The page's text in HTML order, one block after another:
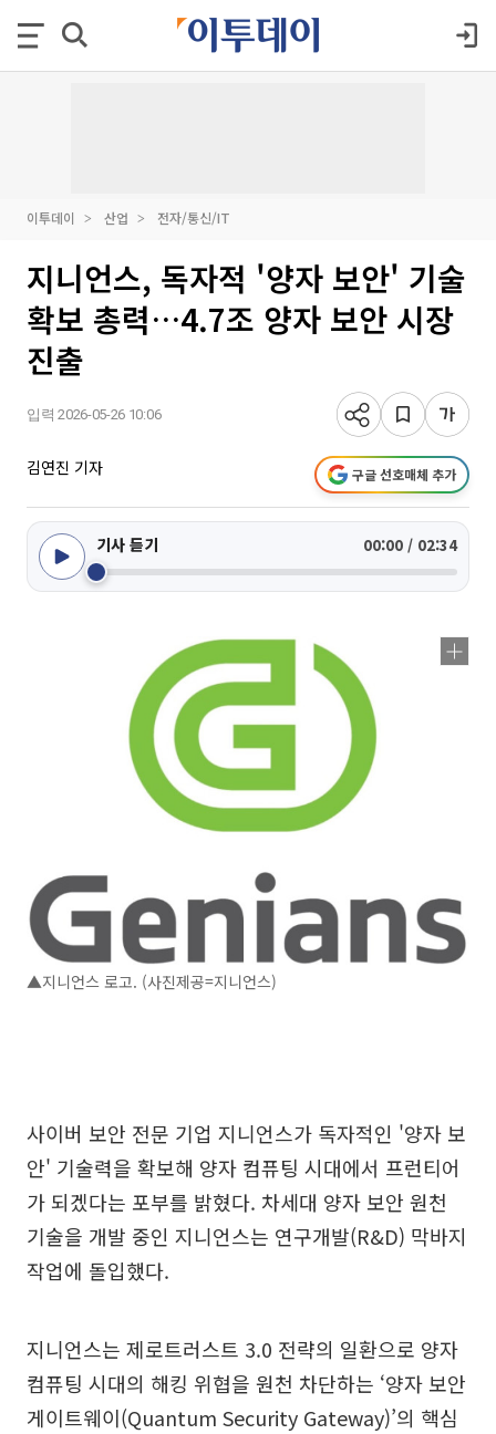
이투데이 산업 전자/통신/IT
지니언스, 독자적 '양자 보안' 기술
확보 총력…4.7조 양자 보안 시장
진출
입력 2026-05-26 10:06
김연진 기자 구글 선호매체 추가
기사 듣기 00:00 / 02:34
▲지니언스 로고. (사진제공=지니언스)
사이버 보안 전문 기업 지니언스가 독자적인 '양자 보
안' 기술력을 확보해 양자 컴퓨팅 시대에서 프런티어
가 되겠다는 포부를 밝혔다. 차세대 양자 보안 원천
기술을 개발 중인 지니언스는 연구개발(R&D) 막바지
작업에 돌입했다.
지니언스는 제로트러스트 3.0 전략의 일환으로 양자
컴퓨팅 시대의 해킹 위협을 원천 차단하는 ‘양자 보안
게이트웨이(Quantum Security Gateway)’의 핵심